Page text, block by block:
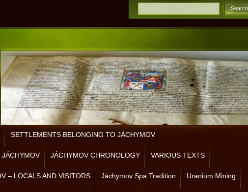
SETTLEMENTS BELONGING TO JÁCHYMOV
JÁCHYMOV JÁCHYMOV CHRONOLOGY VARIOUS TEXTS
– LOCALS AND VISITORS Jáchymov Spa Tradition Uranium Mining